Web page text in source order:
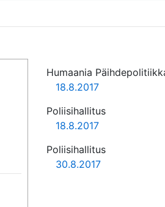
Humaania
18.8.2017
Poliisihallitus
18.8.2017
Poliisihallitus
30.8.2017